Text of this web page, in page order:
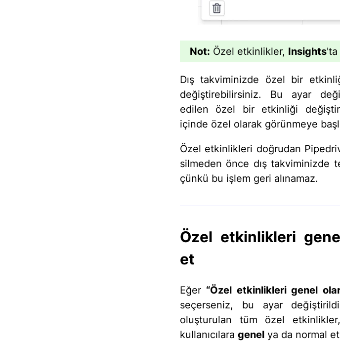
Not: Özel etkinlikler, Insights'ta
Dış takviminizde özel bir
değiştirebilirsiniz. Bu ayar
edilen özel bir etkinliği
içinde özel olarak görünmeye
Özel etkinlikleri doğrudan
silmeden önce dış takviminizde
çünkü bu işlem geri alınamaz.
Özel etkinlikleri
et
Eğer “Özel etkinlikleri genel
seçerseniz, bu ayar
oluşturulan tüm özel
kullanıcılara genel ya da normal